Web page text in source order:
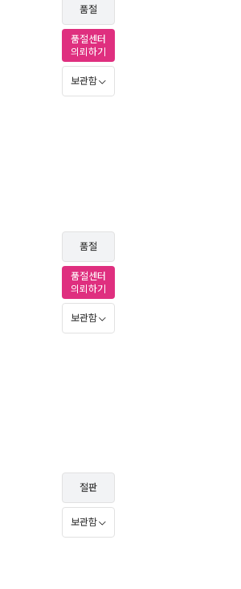
품절
품절센터
의뢰하기
보관함
품절
품절센터
의뢰하기
보관함
절판
보관함